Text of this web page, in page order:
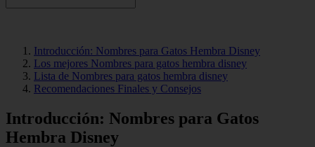
Introducción: Nombres para Gatos Hembra Disney
Los mejores Nombres para gatos hembra disney
Lista de Nombres para gatos hembra disney
Recomendaciones Finales y Consejos
Introducción: Nombres para Gatos
Hembra Disney